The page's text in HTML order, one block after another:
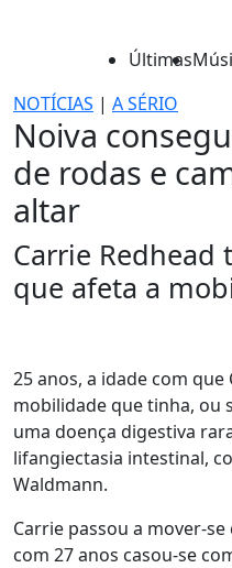
Últimas
NOTÍCIAS | A SÉRIO
Noiva
de rodas e
altar
Carrie Redhead
que afeta a
25 anos, a idade com
mobilidade que tinha, ou
uma doença digestiva
lifangiectasia intestinal,
Waldmann.
Carrie passou a mover-
com 27 anos casou-se